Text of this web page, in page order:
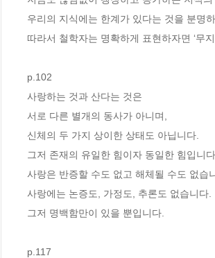
우리의 지식에는 한계가 있다는 것을 분명
따라서 철학자는 명확하게 표현하자면 ‘무
p.102
사랑하는 것과 산다는 것은
서로 다른 별개의 동사가 아니며,
신체의 두 가지 상이한 상태도 아닙니다.
그저 존재의 유일한 힘이자 동일한 힘입니다.
사랑은 반증할 수도 없고 해체될 수도 없습
사랑에는 논증도, 가정도, 추론도 없습니다.
그저 명백함만이 있을 뿐입니다.
p.117